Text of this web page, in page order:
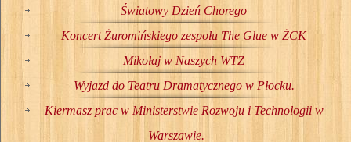
Światowy Dzień Chorego
Koncert Żuromińskiego zespołu The Glue w ŻCK
Mikołaj w Naszych WTZ
Wyjazd do Teatru Dramatycznego w Płocku.
Kiermasz prac w Ministerstwie Rozwoju i Technologii w
Warszawie.